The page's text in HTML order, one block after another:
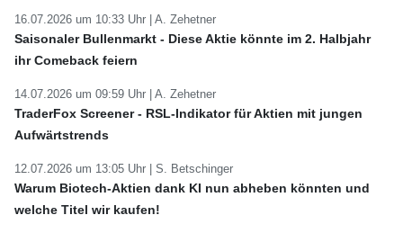
16.07.2026 um 10:33 Uhr | A. Zehetner
Saisonaler Bullenmarkt - Diese Aktie könnte im 2. Halbjahr
ihr Comeback feiern
14.07.2026 um 09:59 Uhr | A. Zehetner
TraderFox Screener - RSL-Indikator für Aktien mit jungen
Aufwärtstrends
12.07.2026 um 13:05 Uhr | S. Betschinger
Warum Biotech-Aktien dank KI nun abheben könnten und
welche Titel wir kaufen!